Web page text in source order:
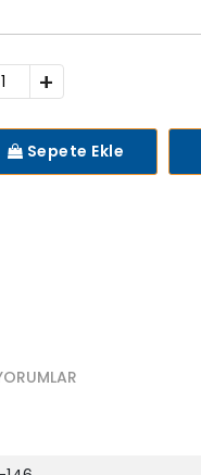
+
Sepete Ekle